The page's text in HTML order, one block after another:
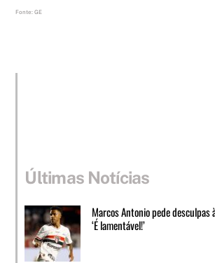
Fonte: GE
Últimas Notícias
Marcos Antonio pede
‘É lamentável!’